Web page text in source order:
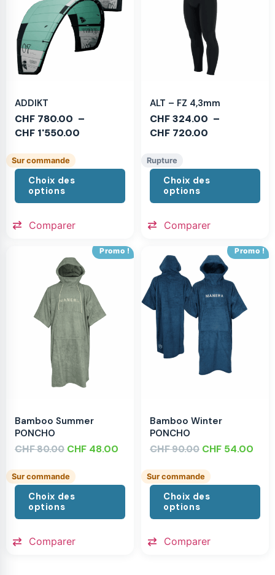
ADDIKT
CHF 780.00 –
CHF 1'550.00
Sur commande
Choix des
options
Comparer
ALT – FZ 4,3mm
CHF324.00 –
CHF 720.00
Rupture
Choix des
options
Comparer
Promo !
Bamboo Summer
PONCHO
CHF80.00 CHF 48.00
Sur commande
Choix des
options
Comparer
Promo !
Bamboo Winter
PONCHO
CHF90.00 CHF 54.00
Sur commande
Choix des
options
Comparer